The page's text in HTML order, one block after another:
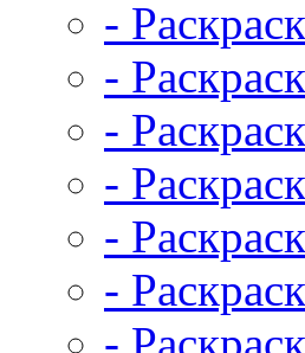
-
-
-
-
-
-
-